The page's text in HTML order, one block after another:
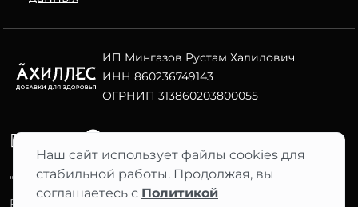
Фильтры
Наш сайт использует файлы cookies для
стабильной работы. Продолжая, вы
соглашаетесь с Политикой
ИП Мингазов Рустам Халилович
ИНН 860236749143
ОГРНИП 313860203800055
"АХИЛЛЕС" 2012–2026 ©
Разработка сайта Nuts Digital